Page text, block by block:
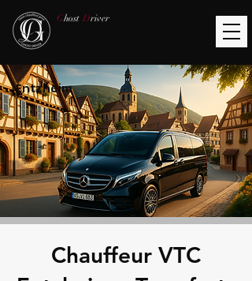
Ghost Driver
Entzheim
Chauffeur VTC